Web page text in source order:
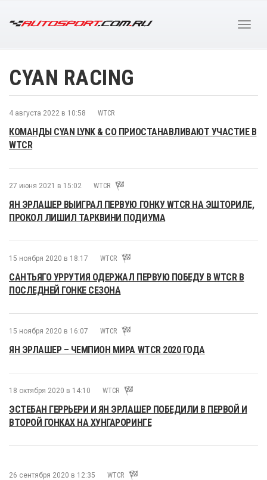
CYAN RACING
4 августа 2022 в 10:58 WTCR
КОМАНДЫ CYAN LYNK & CO ПРИОСТАНАВЛИВАЮТ УЧАСТИЕ В
WTCR
27 июня 2021 в 15:02 WTCR
ЯН ЭРЛАШЕР ВЫИГРАЛ ПЕРВУЮ ГОНКУ WTCR НА ЭШТОРИЛЕ,
ПРОКОЛ ЛИШИЛ ТАРКВИНИ ПОДИУМА
15 ноября 2020 в 18:17 WTCR
САНТЬЯГО УРРУТИЯ ОДЕРЖАЛ ПЕРВУЮ ПОБЕДУ В WTCR В
ПОСЛЕДНЕЙ ГОНКЕ СЕЗОНА
15 ноября 2020 в 16:07 WTCR
ЯН ЭРЛАШЕР – ЧЕМПИОН МИРА WTCR 2020 ГОДА
18 октября 2020 в 14:10 WTCR
ЭСТЕБАН ГЕРРЬЕРИ И ЯН ЭРЛАШЕР ПОБЕДИЛИ В ПЕРВОЙ И
ВТОРОЙ ГОНКАХ НА ХУНГАРОРИНГЕ
26 сентября 2020 в 12:35 WTCR